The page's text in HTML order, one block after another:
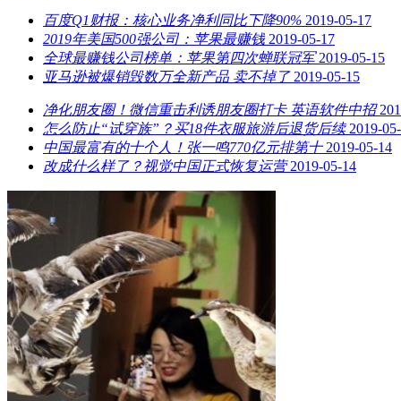
百度Q1财报：核心业务净利同比下降90% 2019-05-17
2019年美国500强公司：苹果最赚钱 2019-05-17
全球最赚钱公司榜单：苹果第四次蝉联冠军 2019-05-15
亚马逊被爆销毁数万全新产品 卖不掉了 2019-05-15
净化朋友圈！微信重击利诱朋友圈打卡 英语软件中招
怎么防止“试穿族”？买18件衣服旅游后退货后续 2019-
中国最富有的十个人！张一鸣770亿元排第十 2019-05-14
改成什么样了？视觉中国正式恢复运营 2019-05-14